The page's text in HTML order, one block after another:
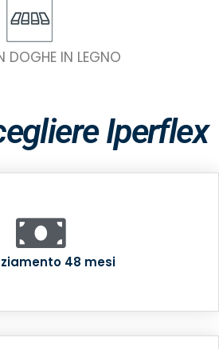
DOGHE IN LEGNO
Iperflex
48 mesi